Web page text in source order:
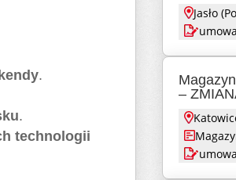
.
.
technologii
Jasło
–